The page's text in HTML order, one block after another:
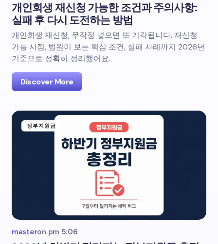
개인회생 재신청 가능한 조건과 주의사항:
실패 후 다시 도전하는 방법
개인회생 재신청, 무작정 넣으면 또 기각됩니다. 재신청
가능 시점, 법원이 보는 핵심 조건, 실패 사례까지 2026년
기준으로 정확히 정리했어요.
Discover More
정부지원금
masteron pm 5:06